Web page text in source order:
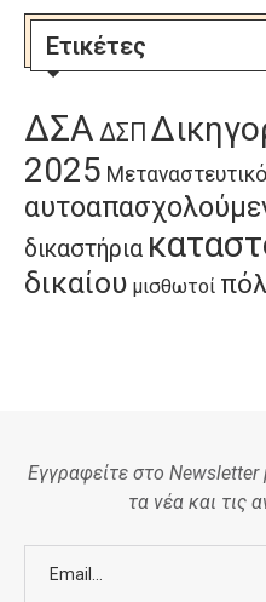
Ετικέτες
ΔΣΑ ΔΣΠ
2025 Μεταναστευτικό
δικαστήρια
δικαίου μισθωτοί
Εγγραφείτε στο Newsletter
τα νέα και τις